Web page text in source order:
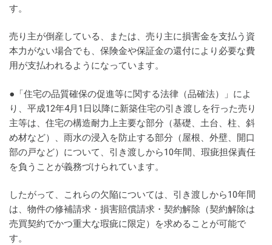
す。
売り主が倒産している、または、売り主に損害金を支払う資
本力がない場合でも、保険金や保証金の還付により必要な費
用が支払われるようになっています。
●「住宅の品質確保の促進等に関する法律（品確法）」によ
り、平成12年4月1日以降に新築住宅の引き渡しを行った売り
主等は、住宅の構造耐力上主要な部分（基礎、土台、柱、斜
め材など）、雨水の浸入を防止する部分（屋根、外壁、開口
部の戸など）について、引き渡しから10年間、瑕疵担保責任
を負うことが義務づけられています。
したがって、これらの欠陥については、引き渡しから10年間
は、物件の修補請求・損害賠償請求・契約解除（契約解除は
売買契約でかつ重大な瑕疵に限定）を求めることが可能で
す。